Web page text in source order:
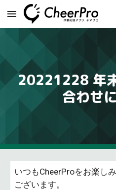
Skip to main content
20221228 年
合わせ
いつもCheerProをお楽し
ございます。